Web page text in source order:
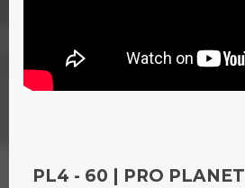
PL4 - 60 | PRO PLANET